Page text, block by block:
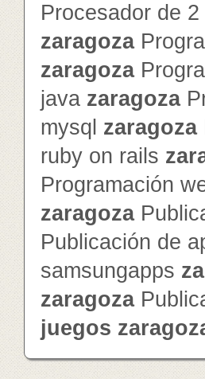
Procesador de
zaragoza
zaragoza
java zaragoza
mysql zaragoza
ruby on rails
Programación
zaragoza
Publicación de
samsungapps
zaragoza
juegos